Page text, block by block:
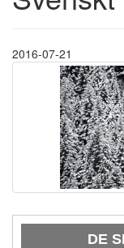
2016-07-21
DE